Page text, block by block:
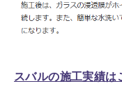
スバルの施工実績は